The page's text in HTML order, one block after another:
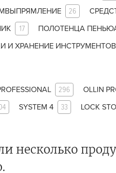
26
17 ПОЛОТЕНЦА
И ХРАНЕНИЕ ИНСТРУМЕНТОВ
296 OLLIN
SYSTEM 4 33 LOCK
несколько
В новом приложении